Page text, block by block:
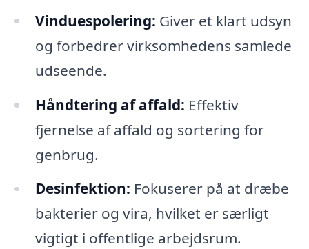
Vinduespolering: Giver et klart udsyn
og forbedrer virksomhedens samlede
udseende.
Håndtering af affald: Effektiv
fjernelse af affald og sortering for
genbrug.
Desinfektion: Fokuserer på at dræbe
bakterier og vira, hvilket er særligt
vigtigt i offentlige arbejdsrum.